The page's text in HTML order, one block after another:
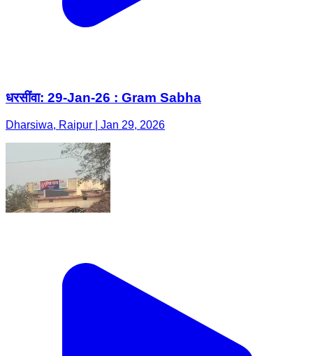
धरसींवा: 29-Jan-26 : Gram Sabha
Dharsiwa, Raipur | Jan 29, 2026